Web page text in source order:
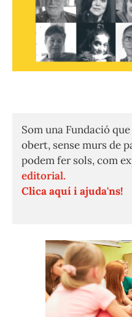
Som una Fundació
obert, sense murs de
podem fer sols, com
editorial.
Clica aquí i ajuda'ns!